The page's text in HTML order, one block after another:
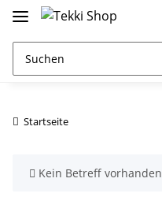
Startseite
x Kein Betreff vorhanden